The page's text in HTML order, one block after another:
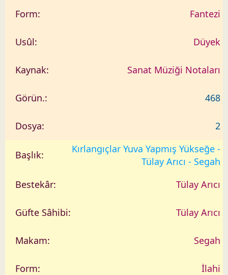
Fantezi
Düyek
Sanat Müziği Notaları
468
2
Kırlangıçlar Yuva Yapmış Yükseğe -
Tülay Arıcı - Segah
Tülay Arıcı
Tülay Arıcı
Segah
İlahi